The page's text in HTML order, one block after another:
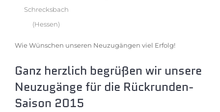
Schrecksbach
(Hessen)
Wie Wünschen unseren Neuzugängen viel Erfolg!
Ganz herzlich begrüßen wir unsere
Neuzugänge für die Rückrunden-
Saison 2015